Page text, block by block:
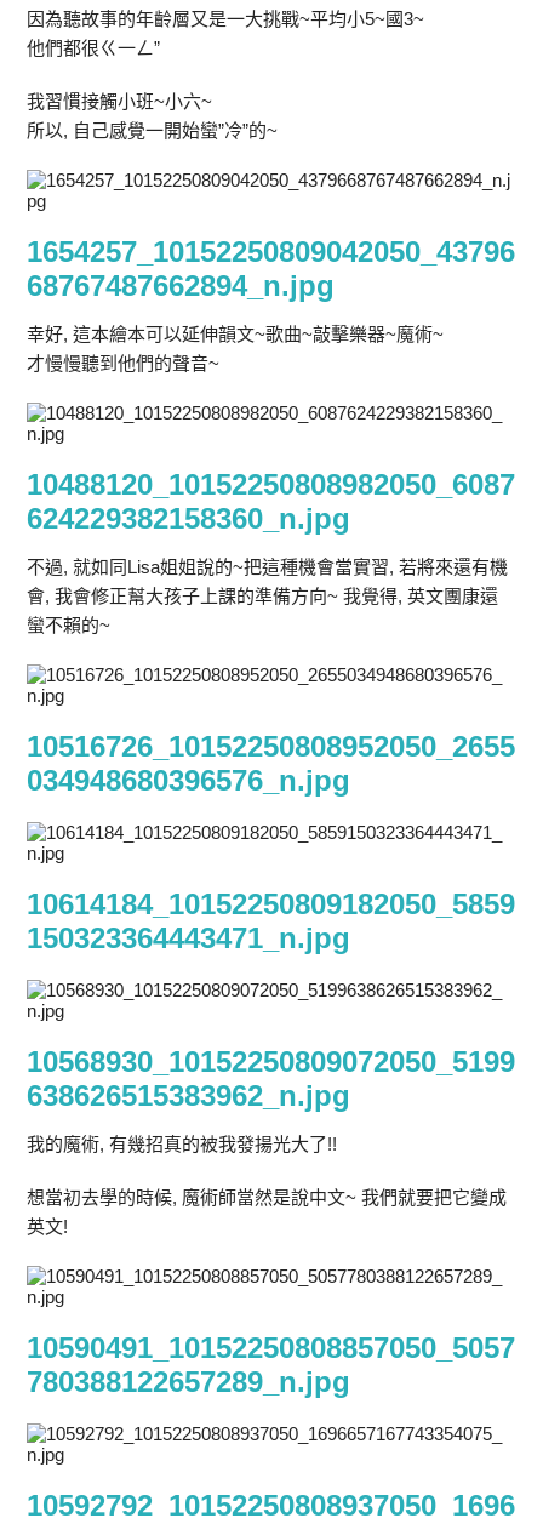
因為聽故事的年齡層又是一大挑戰~平均小5~國3~
他們都很ㄍ一ㄥ”
我習慣接觸小班~小六~
所以, 自己感覺一開始蠻”冷”的~
1654257_10152250809042050_43796
68767487662894_n.jpg
幸好, 這本繪本可以延伸韻文~歌曲~敲擊樂器~魔術~
才慢慢聽到他們的聲音~
10488120_10152250808982050_6087
624229382158360_n.jpg
不過, 就如同Lisa姐姐說的~把這種機會當實習, 若將來還有機
會, 我會修正幫大孩子上課的準備方向~ 我覺得, 英文團康還
蠻不賴的~
10516726_10152250808952050_2655
034948680396576_n.jpg
10614184_10152250809182050_5859
150323364443471_n.jpg
10568930_10152250809072050_5199
638626515383962_n.jpg
我的魔術, 有幾招真的被我發揚光大了!!
想當初去學的時候, 魔術師當然是說中文~ 我們就要把它變成
英文!
10590491_10152250808857050_5057
780388122657289_n.jpg
10592792_10152250808937050_1696